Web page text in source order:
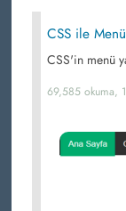
CSS ile Menü
CSS'in menü
69,585 okuma,